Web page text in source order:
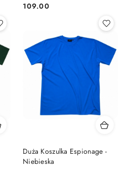
Cena:
109.00
Duża Koszulka Espionage -
Niebieska